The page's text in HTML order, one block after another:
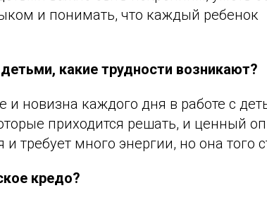
и понимать, что каждый ребенок
какие трудности возникают?
и новизна каждого дня в работе с
приходится решать, и ценный
требует много энергии, но она того
кредо?